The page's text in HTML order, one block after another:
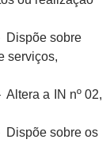
Dispõe sobre
serviços,
a IN nº 02,
Dispõe sobre os